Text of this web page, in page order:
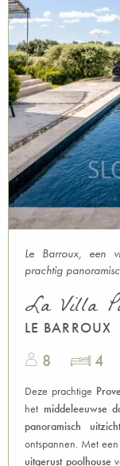
Le Barroux, een
prachtig
La Villa
LE BARROUX
8 4
Deze prachtige
het middeleeuwse
panoramisch
ontspannen. Met
uitgerust poolhouse